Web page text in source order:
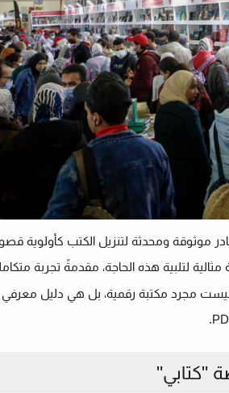
ومحدثة لتنزيل الكتب كأولوية
لتلبية هذه الحاجة، مقدمةً تجربة
ليست مجرد مكتبة رقمية، بل هي دليل معرفي
"كتابي"